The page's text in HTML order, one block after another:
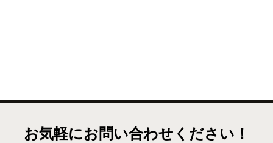
お気軽にお問い合わせください！